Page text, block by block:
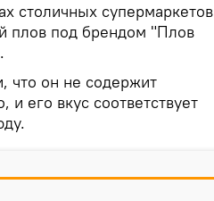
столичных супермаркетов
плов под брендом "Плов
что он не содержит
и его вкус соответствует